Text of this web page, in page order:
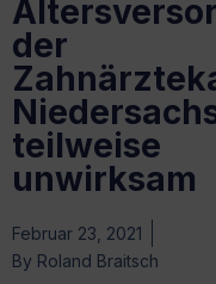
der
teilweise
unwirksam
Februar 23, 2021
By Roland Braitsch